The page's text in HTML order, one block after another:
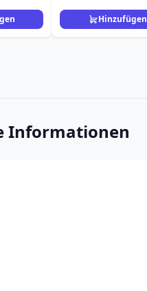
Hinzufügen
Informationen